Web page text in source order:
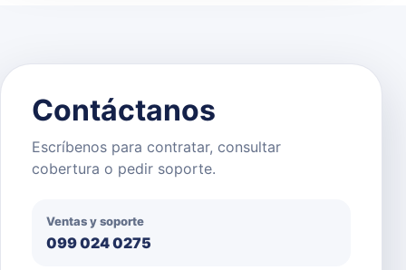
Contáctanos
Escríbenos para contratar, consultar
cobertura o pedir soporte.
Ventas y soporte
099 024 0275